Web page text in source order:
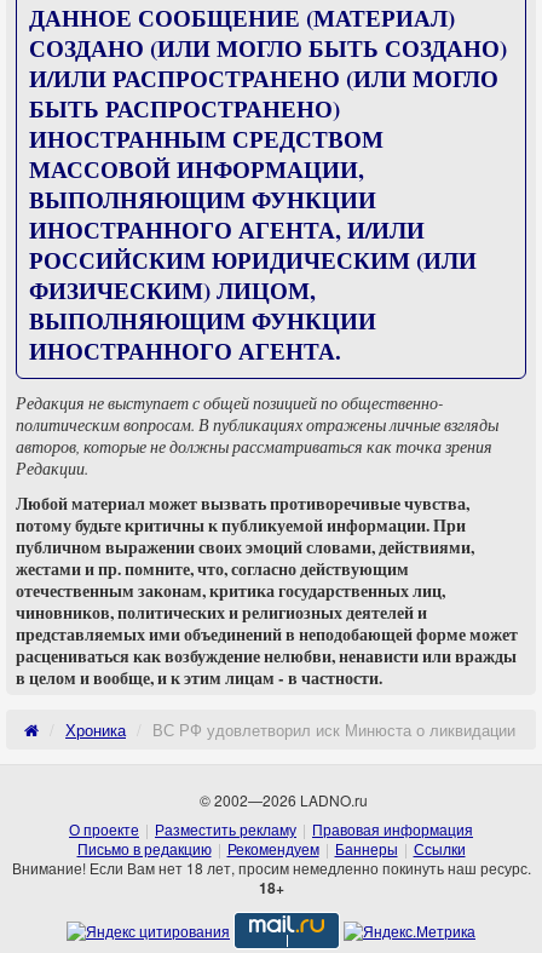
ДАННОЕ СООБЩЕНИЕ (МАТЕРИАЛ)
СОЗДАНО (ИЛИ МОГЛО БЫТЬ СОЗДАНО)
И/ИЛИ РАСПРОСТРАНЕНО (ИЛИ МОГЛО
БЫТЬ РАСПРОСТРАНЕНО)
ИНОСТРАННЫМ СРЕДСТВОМ
МАССОВОЙ ИНФОРМАЦИИ,
ВЫПОЛНЯЮЩИМ ФУНКЦИИ
ИНОСТРАННОГО АГЕНТА, И/ИЛИ
РОССИЙСКИМ ЮРИДИЧЕСКИМ (ИЛИ
ФИЗИЧЕСКИМ) ЛИЦОМ,
ВЫПОЛНЯЮЩИМ ФУНКЦИИ
ИНОСТРАННОГО АГЕНТА.
Редакция не выступает с общей позицией по общественно-
политическим вопросам. В публикациях отражены личные взгляды
авторов, которые не должны рассматриваться как точка зрения
Редакции.
Любой материал может вызвать противоречивые чувства,
потому будьте критичны к публикуемой информации. При
публичном выражении своих эмоций словами, действиями,
жестами и пр. помните, что, согласно действующим
отечественным законам, критика государственных лиц,
чиновников, политических и религиозных деятелей и
представляемых ими объединений в неподобающей форме может
расцениваться как возбуждение нелюбви, ненависти или вражды
в целом и вообще, и к этим лицам - в частности.
Хроника ВС РФ удовлетворил иск Минюста о ликвидации
© 2002—2026 LADNO.ru
О проекте
Разместить рекламу
Правовая информация
Письмо в редакцию
Рекомендуем Баннеры
Ссылки
Внимание! Если Вам нет 18 лет, просим немедленно покинуть наш ресурс.
18+